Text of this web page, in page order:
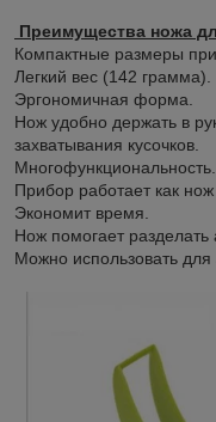
Преимущества ножа
Компактные размеры
Легкий вес (142 грамма).
Эргономичная форма.
Нож удобно держать в
захватывания кусочков.
Многофункциональность.
Прибор работает как
Экономит время.
Нож помогает разделать
Можно использовать для